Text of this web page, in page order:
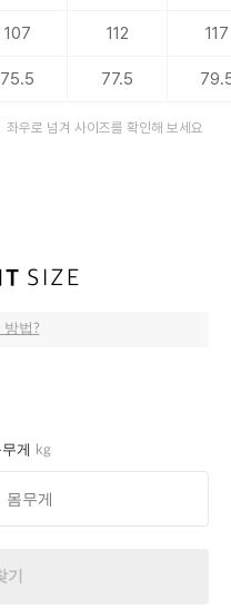
107 112 117
75.5 77.5
좌우로 넘겨 사이즈를 확인해 보세요